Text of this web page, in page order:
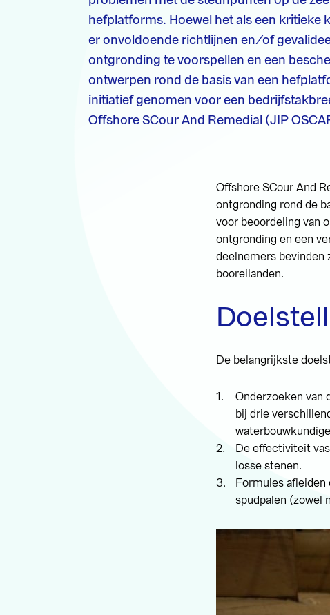
hefplatforms. Hoewel het als een kritieke
er onvoldoende richtlijnen en/of
ontgronding te voorspellen en een
ontwerpen rond de basis van een
initiatief genomen voor een
Offshore SCour And Remedial (JIP
Offshore SCour And
ontgronding rond de
voor beoordeling van
ontgronding en een
deelnemers bevinden
booreilanden.
De belangrijkste
Onderzoeken van
bij drie
De effectiviteit
losse stenen.
Formules
spudpalen (zowel